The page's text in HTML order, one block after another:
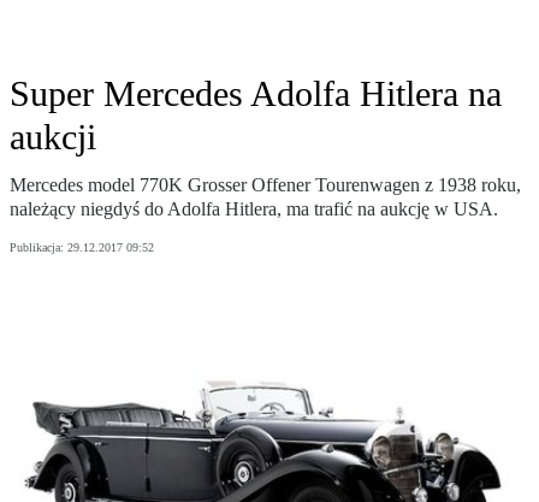
Super Mercedes Adolfa Hitlera na
aukcji
Mercedes model 770K Grosser Offener Tourenwagen z 1938 roku,
należący niegdyś do Adolfa Hitlera, ma trafić na aukcję w USA.
Publikacja: 29.12.2017 09:52